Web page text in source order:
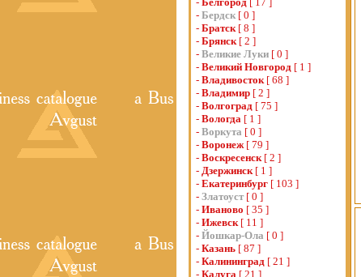
- Бердск [ 0 ]
- Братск[ 8 ]
- Брянск[ 2 ]
- Великие Луки [ 0 ]
- Великий Новгород [ 1 ]
- Владивосток[ 68 ]
- Владимир [ 2 ]
- Волгоград [ 75 ]
- Вологда [ 1 ]
- Воркута [ 0 ]
- Воронеж[ 79 ]
- Воскресенск[ 2 ]
- Дзержинск[ 1 ]
- Екатеринбург [ 103 ]
- Златоуст [ 0 ]
- Иваново [ 35 ]
- Ижевск[ 11 ]
- Йошкар-Ола [ 0 ]
- Казань [ 87 ]
- Калининград [ 21 ]
- Калуга [ 21 ]